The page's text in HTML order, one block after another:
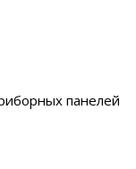
панелей